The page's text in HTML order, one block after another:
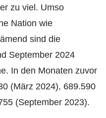
zu viel. Umso
Nation wie
sind die
September 2024
In den Monaten zuvor
(März 2024), 689.590
(September 2023).